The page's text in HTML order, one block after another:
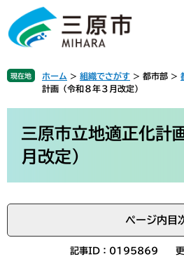
ジ
頭
す
ュ
飛
し
現在地 ホーム > 組織でさがす > 都市部 >
計画（令和８年３月改定）
三原市立地適正化計
月改定）
ページ内目
記事ID：0195869